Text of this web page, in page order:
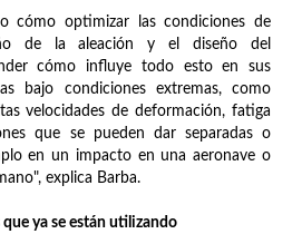
cómo optimizar las condiciones de
de la aleación y el diseño del
cómo influye todo esto en sus
bajo condiciones extremas, como
velocidades de deformación, fatiga
que se pueden dar separadas o
en un impacto en una aeronave o
explica Barba.
ya se están utilizando